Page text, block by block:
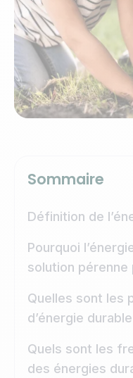
Sommaire
Définition de
Pourquoi
solution pérenne
Quelles sont les
d’énergie durable
Quels sont les
des énergies